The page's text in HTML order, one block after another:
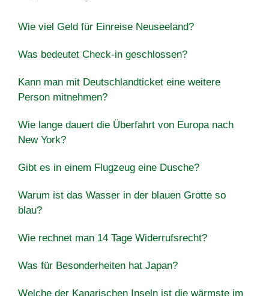
Wie viel Geld für Einreise Neuseeland?
Was bedeutet Check-in geschlossen?
Kann man mit Deutschlandticket eine weitere
Person mitnehmen?
Wie lange dauert die Überfahrt von Europa nach
New York?
Gibt es in einem Flugzeug eine Dusche?
Warum ist das Wasser in der blauen Grotte so
blau?
Wie rechnet man 14 Tage Widerrufsrecht?
Was für Besonderheiten hat Japan?
Welche der Kanarischen Inseln ist die wärmste im